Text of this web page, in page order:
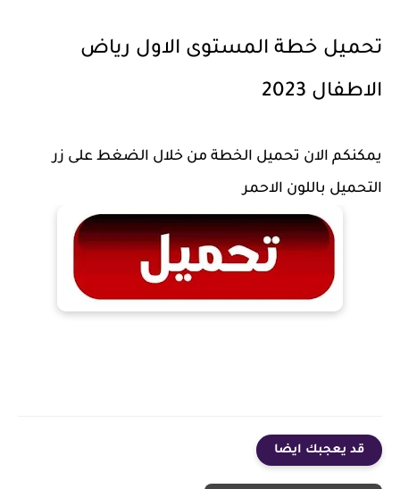
تحميل خطة المستوى الاول رياض
الاطفال 2023
يمكنكم الان تحميل الخطة من خلال الضغط على زر
التحميل باللون الاحمر
قد يعجبك ايضا